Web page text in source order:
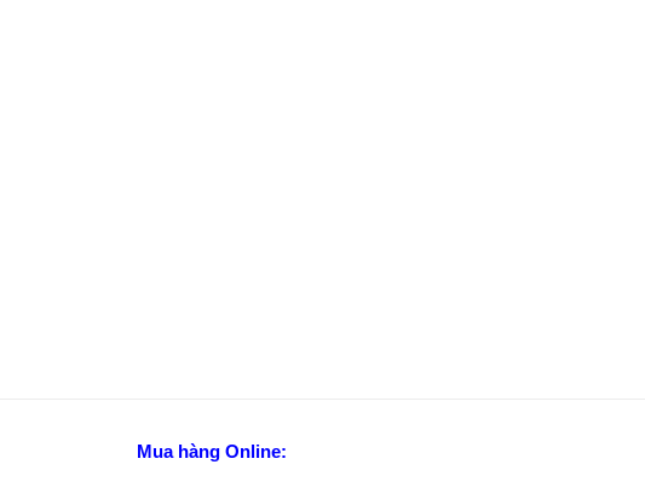
Mua hàng Online: